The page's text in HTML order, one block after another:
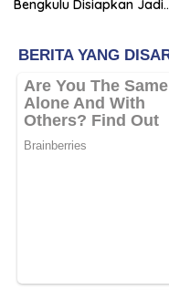
Bengkulu Disiapkan Jadi